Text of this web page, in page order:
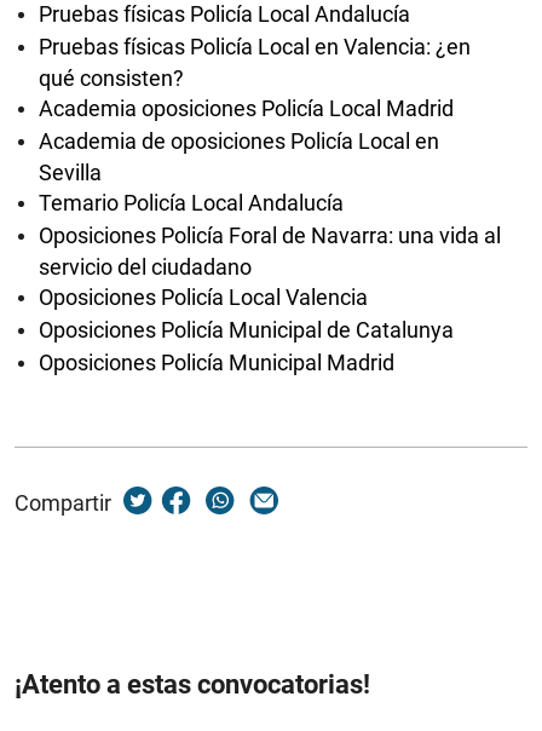
Pruebas físicas Policía Local Andalucía
Pruebas físicas Policía Local en Valencia: ¿en
qué consisten?
Academia oposiciones Policía Local Madrid
Academia de oposiciones Policía Local en
Sevilla
Temario Policía Local Andalucía
Oposiciones Policía Foral de Navarra: una vida al
servicio del ciudadano
Oposiciones Policía Local Valencia
Oposiciones Policía Municipal de Catalunya
Oposiciones Policía Municipal Madrid
Compartir
¡Atento a estas convocatorias!